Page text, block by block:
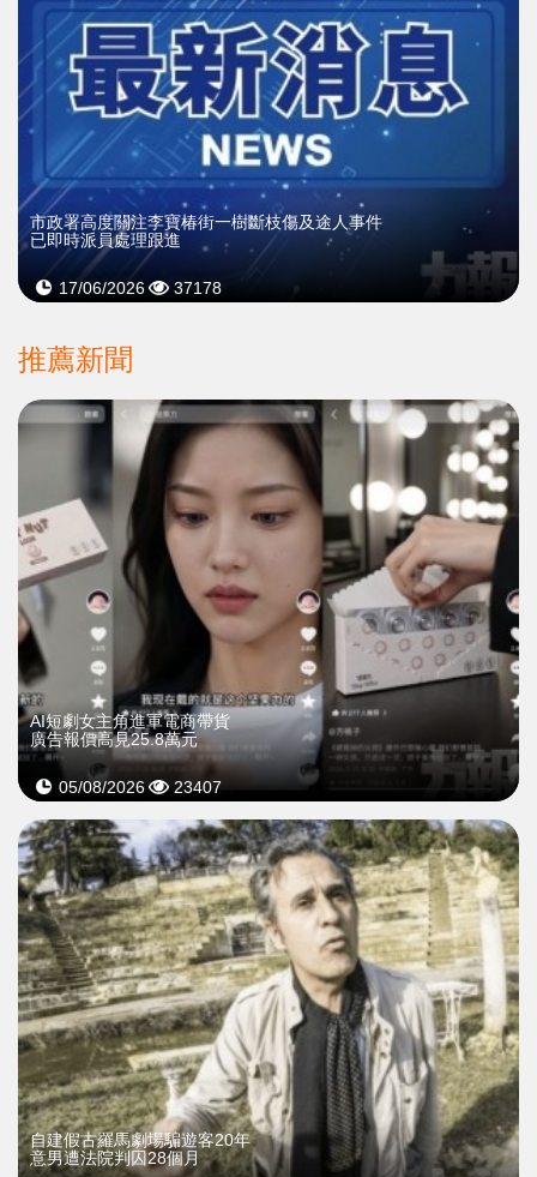
市政署高度關注李寶椿街一樹斷枝傷及途人事件
已即時派員處理跟進
17/06/2026 37178
推薦新聞
AI短劇女主角進軍電商帶貨
廣告報價高見25.8萬元
05/08/2026 23407
自建假古羅馬劇場騙遊客20年
意男遭法院判囚28個月